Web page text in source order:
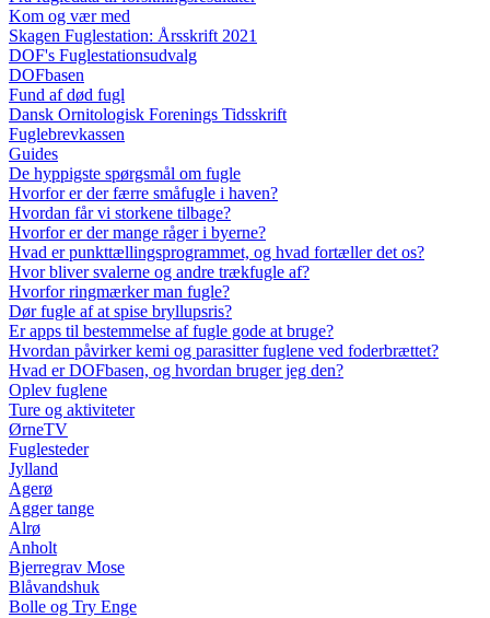
Kom og vær med
Skagen Fuglestation: Årsskrift 2021
DOF's Fuglestationsudvalg
DOFbasen
Fund af død fugl
Dansk Ornitologisk Forenings Tidsskrift
Fuglebrevkassen
Guides
De hyppigste spørgsmål om fugle
Hvorfor er der færre småfugle i haven?
Hvordan får vi storkene tilbage?
Hvorfor er der mange råger i byerne?
Hvad er punkttællingsprogrammet, og hvad fortæller det os?
Hvor bliver svalerne og andre trækfugle af?
Hvorfor ringmærker man fugle?
Dør fugle af at spise bryllupsris?
Er apps til bestemmelse af fugle gode at bruge?
Hvordan påvirker kemi og parasitter fuglene ved foderbrættet?
Hvad er DOFbasen, og hvordan bruger jeg den?
Oplev fuglene
Ture og aktiviteter
ØrneTV
Fuglesteder
Jylland
Agerø
Agger tange
Alrø
Anholt
Bjerregrav Mose
Blåvandshuk
Bolle og Try Enge